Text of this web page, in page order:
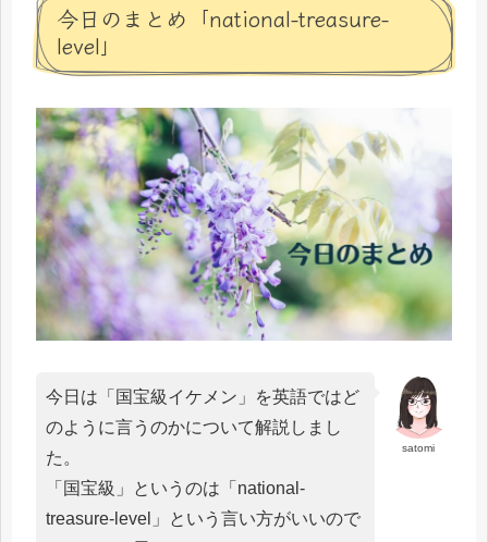
今日のまとめ「national-treasure-
level」
satomi
今日は「国宝級イケメン」を英語ではど
のように言うのかについて解説しまし
た。
「国宝級」というのは「national-
treasure-level」という言い方がいいので